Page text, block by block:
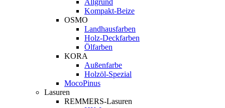
Allgrund
Kompakt-Beize
OSMO
Landhausfarben
Holz-Deckfarben
Ölfarben
KORA
Außenfarbe
Holzöl-Spezial
MocoPinus
Lasuren
REMMERS-Lasuren